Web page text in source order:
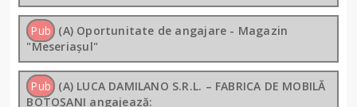
Pub (A) Oportunitate de angajare - Magazin
"Meseriașul"
Pub (A) LUCA DAMILANO S.R.L. – FABRICA DE MOBILĂ
BOTOȘANI angajează: